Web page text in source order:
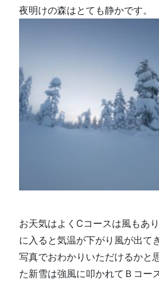
夜明けの森はとても静かです。
お天気はよくCコースは風もあ
に入ると気温が下がり風が出て
写真でおわかりいただけるかと
た新雪は強風に叩かれてＢコー